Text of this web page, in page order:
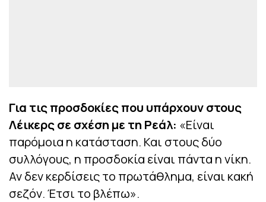
Για τις προσδοκίες που υπάρχουν στους
Λέικερς σε σχέση με τη Ρεάλ: «Είναι
παρόμοια η κατάσταση. Και στους δύο
συλλόγους, η προσδοκία είναι πάντα η νίκη.
Αν δεν κερδίσεις το πρωτάθλημα, είναι κακή
σεζόν. Έτσι το βλέπω».